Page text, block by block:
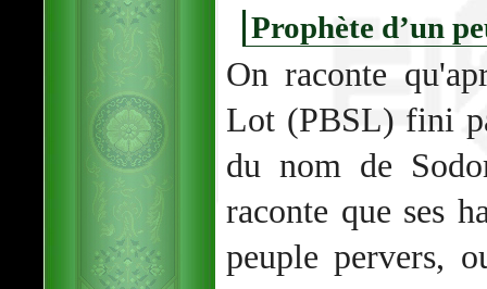
Prophète d’un
On raconte
Lot (PBSL) fini
du nom de
raconte que ses
peuple pervers,